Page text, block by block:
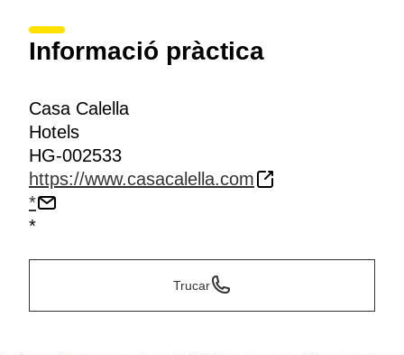
Informació pràctica
Casa Calella
Hotels
HG-002533
https://www.casacalella.com
*
*
Trucar